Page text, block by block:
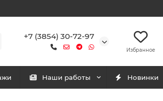
+7 (3854) 30-72-97
Избранное
Наши работы Новинки